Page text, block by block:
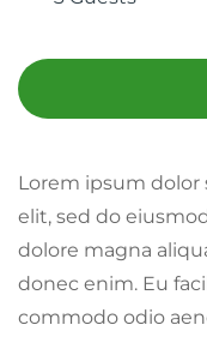
Lorem ipsum
elit, sed do
dolore magna
donec enim. Eu
commodo odio